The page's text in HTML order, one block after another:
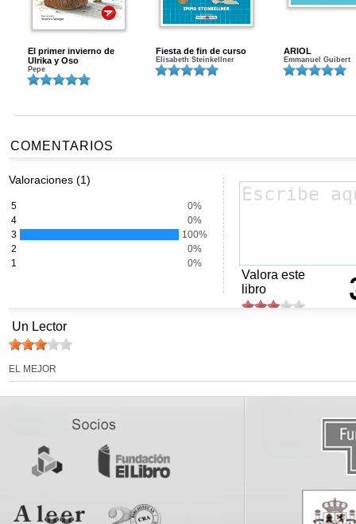
El primer invierno de
Ulrika y Oso
Pepe
Fiesta de fin de curso
Elisabeth Steinkellner
ARIOL
Emmanuel Guibert
COMENTARIOS
Valoraciones (1)
5
0%
4
0%
3
100%
2
0%
1
0%
Valora este
libro
Un Lector
EL MEJOR